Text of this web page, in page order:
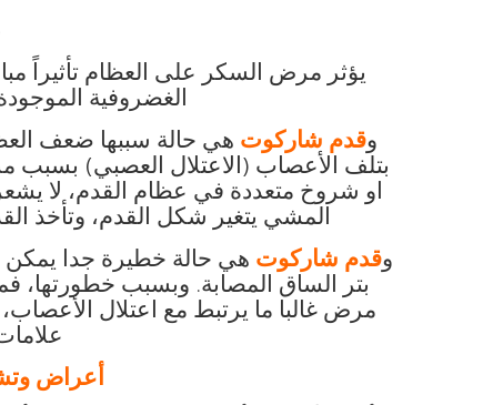
يؤثر مرض السكر على العظام تأثيراً
الغضروفية
وقدم شاركوت هي حالة سببها ضعف
بتلف الأعصاب (الاعتلال العصبي)
او شروخ متعددة في عظام القدم، لا
المشي يتغير شكل القدم، وتأخذ
وقدم شاركوت هي حالة خطيرة جدا يمكن
بتر الساق المصابة. وبسبب
مرض غالبا ما يرتبط مع اعتلال الأعصاب،
أعراض